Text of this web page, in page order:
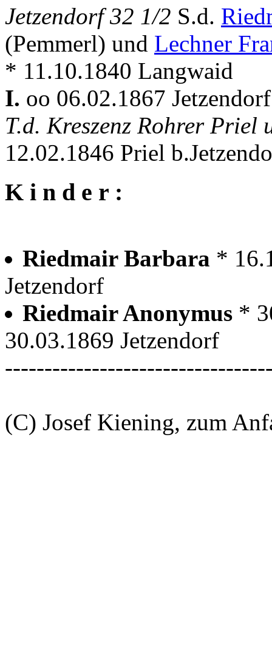
Jetzendorf 32 1/2 S.d.
(Pemmerl) und Lechner
* 11.10.1840 Langwaid
I. oo 06.02.1867
T.d. Kreszenz Rohrer
12.02.1846 Priel
K i n d e r :
Riedmair Barbara *
Jetzendorf
Riedmair Anonymus *
30.03.1869 Jetzendorf
(C) Josef Kiening, zum